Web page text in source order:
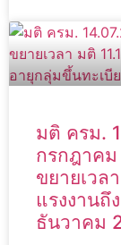
มติ ครม.
กรกฎาค
ขยายเวลา
แรงงานถึ
ธันวาคม